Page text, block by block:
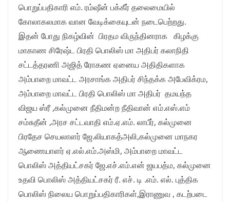
பொறுப்பதிகாரி எம். ரம்ஷீன் பக்கீர் தலைமையில்
கோலாகலமாக வான வேடிக்கையுடன் நடைபெற்றது.
இதன் போது நிகழ்வின் பிரதம விருந்தினராக கிழக்கு
மாகாண சிரேஷ்ட பிரதி பொலிஸ் மா அதிபர் கலாநிதி
சட்டத்தரணி அஜித் ரோகண ஏனைய அதிதிகளாக
அம்பாறை மாவட்ட அரசாங்க அதிபர் சிந்தக்க அபேவிக்ரம,
அம்பாறை மாவட்ட பிரதி பொலிஸ் மா அதிபர் தமயந்த
விஜய ஸ்ரீ ,கல்முனை நீதிமன்ற நீதிவான் எம்.எஸ்.எம்
சம்சுதீன் ,அரச சட்டவாதி எம்.ஏ.எம். லாபீர், கல்முனை
பிரதேச செயலாளர் ஜே.லியாகத்அலி,கல்முனை மாநகர
ஆணையாளர் ஏ.எல்.எம்.அஸ்மி, அம்பாறை மாவட்ட
பொலிஸ் அத்தியட்சகர் ஜே.எச்.எம்.என் ஜயபத்ம, கல்முனை
உதவி பொலிஸ் அத்தியட்சகர் ரீ. எச். டி .எம். எல். புத்திக
பொலிஸ் நிலைய பொறுப்பதிகாரிகள்,இராணுவ , கடற்படை